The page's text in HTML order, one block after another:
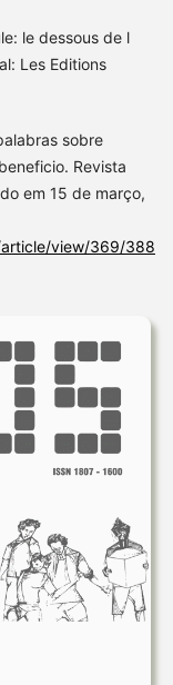
le dessous de l
Les Editions
sobre
Revista
em 15 de março,
view/369/388